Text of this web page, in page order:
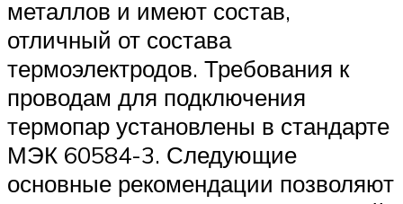
металлов и имеют состав,
отличный от состава
термоэлектродов. Требования к
проводам для подключения
термопар установлены в стандарте
МЭК 60584-3. Следующие
основные рекомендации позволяют